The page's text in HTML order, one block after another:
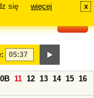
się
więcej x
11 12 13 14 15 16